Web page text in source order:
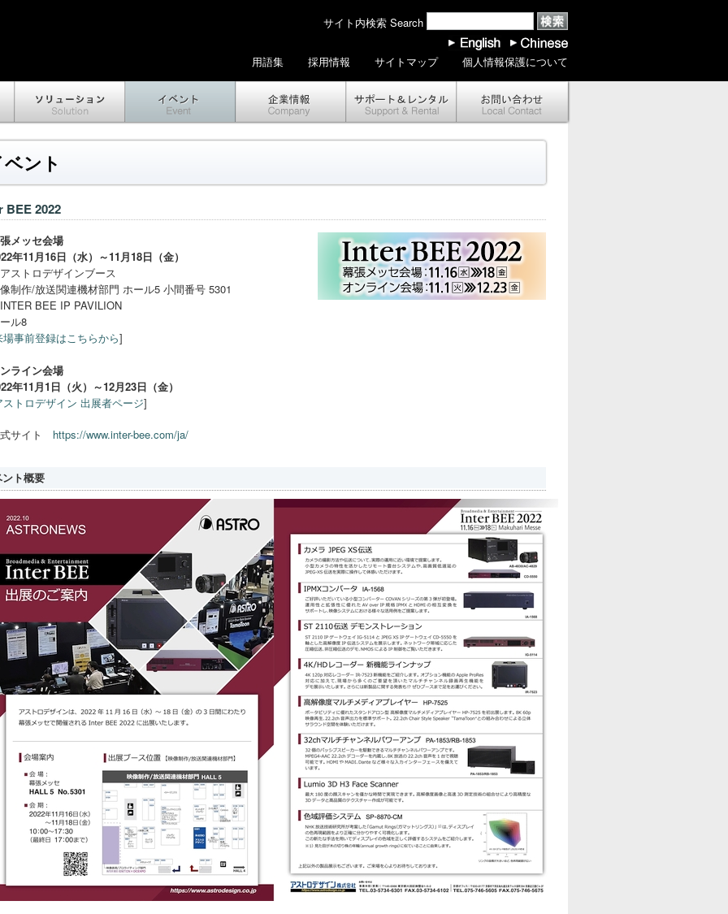
サイト内検索 Search
用語集 採用情報 サイトマップ 個人情報保護について
ント
BEE 2022
メッセ会場
年11月16日（水）～11月18日（金）
ストロデザインブース
制作/放送関連機材部門 ホール5 小間番号 5301
BEE IP PAVILION
ル8
場事前登録はこちらから]
ライン会場
年11月1日（火）～12月23日（金）
ストロデザイン 出展者ページ]
サイト https://www.inter-bee.com/ja/
ト概要